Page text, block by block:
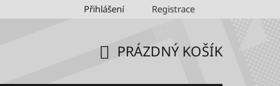
Ochrana osobních údajů a GDPR
Přihlášení Registrace
PRÁZDNÝ KOŠÍK